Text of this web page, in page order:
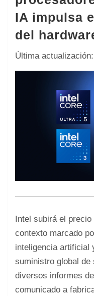
IA impulsa
del
Última
Intel subirá el
contexto marcado
inteligencia artificial
suministro global de
diversos informes
comunicado a